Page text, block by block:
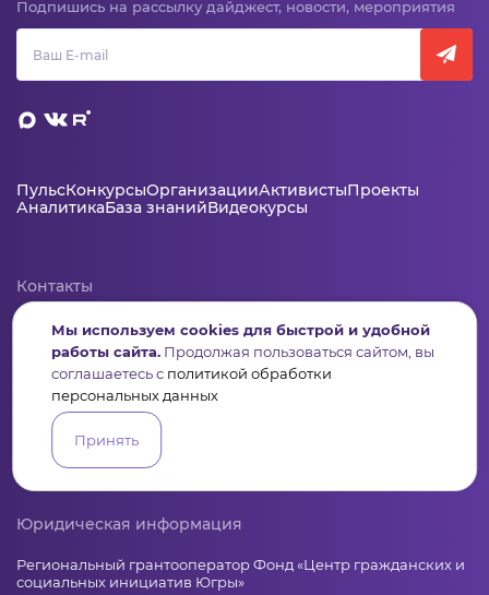
Подпишись на рассылку дайджест, новости, мероприятия
ПульсКонкурсыОрганизацииАктивистыПроекты
АналитикаБаза знанийВидеокурсы
Контакты
+7 (346) 735-11-30
elkanko@ugranko.ru
Адрес
628011, Россия, Ханты-Мансийский автономный округ – Югра,
г. Ханты-Мансийск, ул. Светлая 36
Юридическая информация
Региональный грантооператор Фонд «Центр гражданских и
социальных инициатив Югры»
Мы используем cookies для быстрой и удобной
работы сайта. Продолжая пользоваться сайтом, вы
соглашаетесь с политикой обработки
персональных данных
Принять